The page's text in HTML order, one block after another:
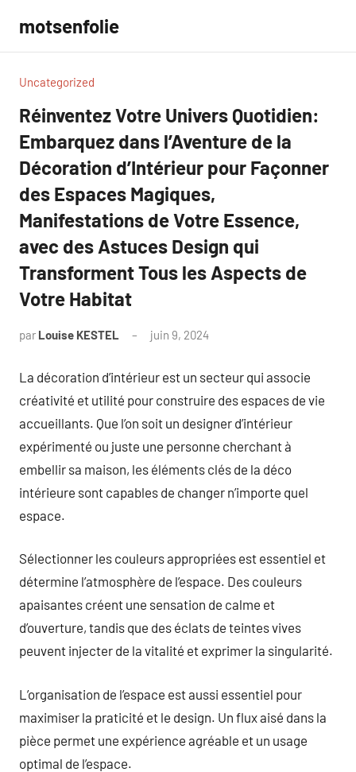
contenu
motsenfolie
Uncategorized
Réinventez Votre Univers Quotidien:
Embarquez dans l’Aventure de la
Décoration d’Intérieur pour Façonner
des Espaces Magiques,
Manifestations de Votre Essence,
avec des Astuces Design qui
Transforment Tous les Aspects de
Votre Habitat
par Louise KESTEL juin 9, 2024
La décoration d’intérieur est un secteur qui associe
créativité et utilité pour construire des espaces de vie
accueillants. Que l’on soit un designer d’intérieur
expérimenté ou juste une personne cherchant à
embellir sa maison, les éléments clés de la déco
intérieure sont capables de changer n’importe quel
espace.
Sélectionner les couleurs appropriées est essentiel et
détermine l’atmosphère de l’espace. Des couleurs
apaisantes créent une sensation de calme et
d’ouverture, tandis que des éclats de teintes vives
peuvent injecter de la vitalité et exprimer la singularité.
L’organisation de l’espace est aussi essentiel pour
maximiser la praticité et le design. Un flux aisé dans la
pièce permet une expérience agréable et un usage
optimal de l’espace.